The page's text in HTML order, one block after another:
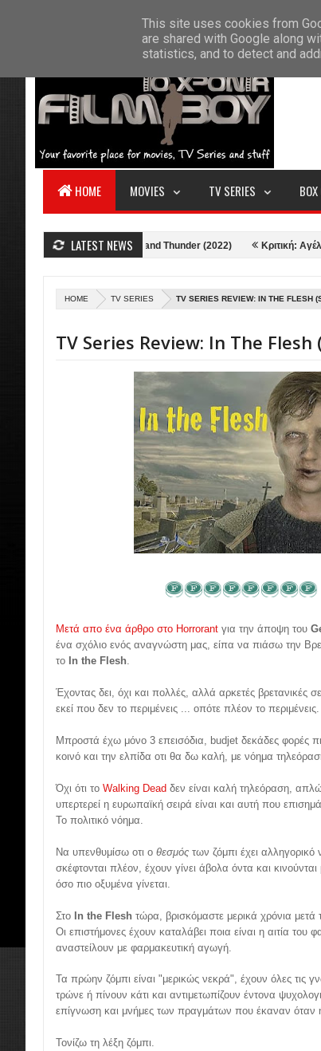
HOME ABOUT US
HOME MOVIES TV SERIES BOX
LATEST NEWS
Κριτική: Thor: Love and Thunder (2022) Κριτική: Αγέλη
HOME TV SERIES TV SERIES REVIEW: IN THE FLESH
TV Series Review: In The Flesh
Μετά απο ένα άρθρο στο Horrorant για την άποψη του
ένα σχόλιο ενός αναγνώστη μας, είπα να πιάσω την
το In the Flesh
Έχοντας δει, όχι και πολλές, αλλά αρκετές βρετανικές
εκεί που δεν το περιμένεις ... οπότε πλέον το περιμένεις.
Μπροστά έχω μόνο 3 επεισόδια, budjet δεκάδες φορές
κοινό και την ελπίδα οτι θα δω καλή, με νόημα
Όχι ότι το Walking Dead δεν είναι καλή τηλεόραση,
υπερτερεί η ευρωπαϊκή σειρά είναι και αυτή που
Το πολιτικό νόημα.
Να υπενθυμίσω οτι ο θεσμός των ζόμπι έχει
σκέφτονται πλέον, έχουν γίνει άβολα όντα και κινούνται
όσο πιο οξυμένα γίνεται.
Στο In the Flesh τώρα, βρισκόμαστε μερικά χρόνια μετά
Οι επιστήμονες έχουν καταλάβει ποια είναι η αιτία του
αναστείλουν με φαρμακευτική αγωγή.
Τα πρώην ζόμπι είναι "μερικώς νεκρά", έχουν όλες τις
τρώνε ή πίνουν κάτι και αντιμετωπίζουν έντονα
επίγνωση και μνήμες των πραγμάτων που έκαναν όταν
Τονίζω τη λέξη ζόμπι.
This site uses cookies from
are shared with Google along
statistics, and to detect and